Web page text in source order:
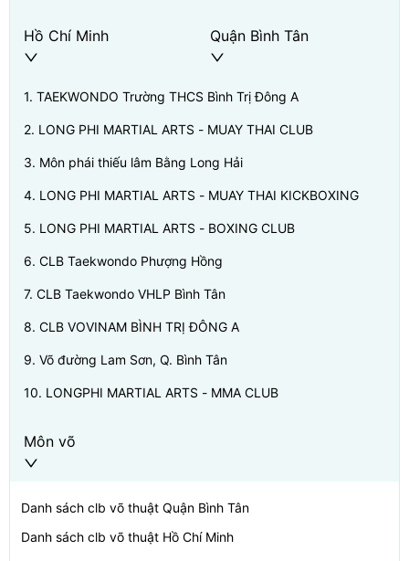
Hồ Chí Minh Quận Bình Tân
1. TAEKWONDO Trường THCS Bình Trị Đông A
2. LONG PHI MARTIAL ARTS - MUAY THAI CLUB
3. Môn phái thiếu lâm Bằng Long Hải
4. LONG PHI MARTIAL ARTS - MUAY THAI KICKBOXING
5. LONG PHI MARTIAL ARTS - BOXING CLUB
6. CLB Taekwondo Phượng Hồng
7. CLB Taekwondo VHLP Bình Tân
8. CLB VOVINAM BÌNH TRỊ ĐÔNG A
9. Võ đường Lam Sơn, Q. Bình Tân
10. LONGPHI MARTIAL ARTS - MMA CLUB
Môn võ
Danh sách clb võ thuật Quận Bình Tân
Danh sách clb võ thuật Hồ Chí Minh